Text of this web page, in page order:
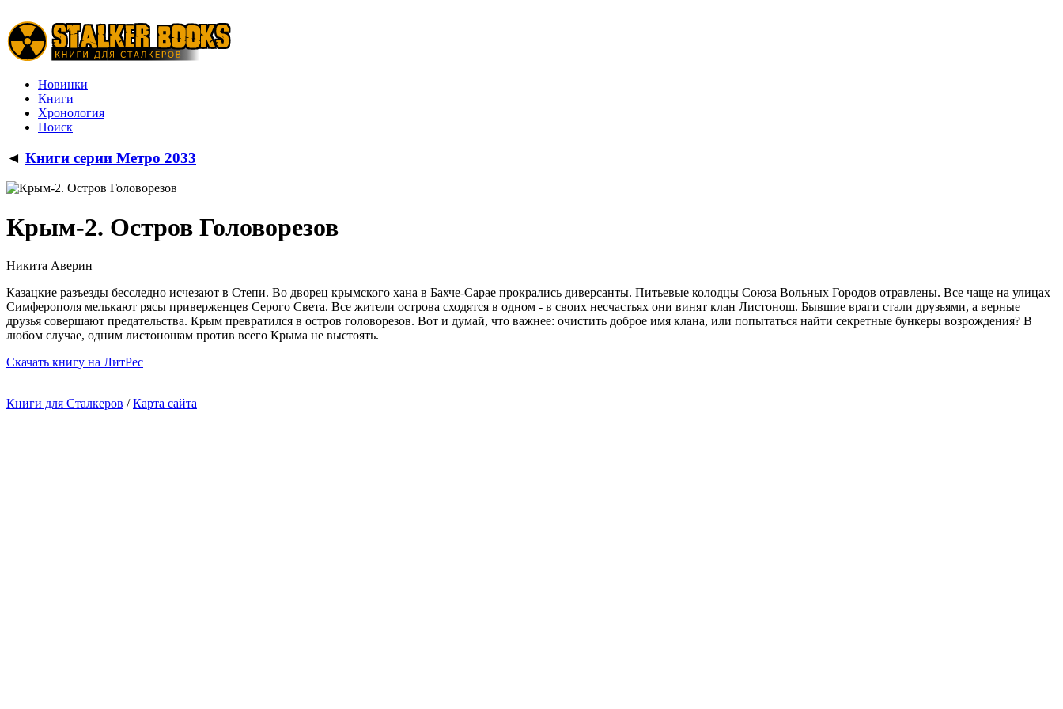
Новинки
Книги
Хронология
Поиск
◄ Книги серии Метро 2033
Крым-2. Остров Головорезов
Никита Аверин
Казацкие разъезды бесследно исчезают в Степи. Во дворец крымского хана в Бахче-Сарае прокрались диверсанты. Питьевые колодцы Союза Вольных Городов отравлены. Все чаще на улицах
Симферополя мелькают рясы приверженцев Серого Света. Все жители острова сходятся в одном - в своих несчастьях они винят клан Листонош. Бывшие враги стали друзьями, а верные
друзья совершают предательства. Крым превратился в остров головорезов. Вот и думай, что важнее: очистить доброе имя клана, или попытаться найти секретные бункеры возрождения? В
любом случае, одним листоношам против всего Крыма не выстоять.
Cкачать книгу на ЛитРес
Книги для Сталкеров /Карта сайта